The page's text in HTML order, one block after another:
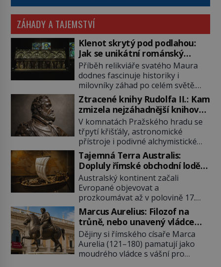
ZÁHADY A TAJEMSTVÍ
Klenot skrytý pod podlahou:
Jak se unikátní románský
poklad dostal do zapadlého
Bečova?
Příběh relikviáře svatého Maura
dodnes fascinuje historiky i
milovníky záhad po celém světě.
Tato románská zlatnická památka
ze 13. století je po českých
korunovačních klenotech druhým
nejcennějším movitým majetkem v
České republice. Přestože byl
klenot v roce 1985 po dramatickém
pátrání kriminalistů úspěšně
nalezen, jeho minulost stále
obestírá hustá mlha. Otázky, jak
přesně se tato […]
Ztracené knihy Rudolfa II.: Kam
zmizela nejzáhadnější knihovna
Evropy?
V komnatách Pražského hradu se
třpytí křišťály, astronomické
přístroje i podivné alchymistické
rukopisy. Císař Rudolf II.
shromažďuje vše, co souvisí s
tajemstvím přírody, hvězd i
lidského poznání. Jenže po jeho
smrti se jeho slavné sbírky začínají
rozpadat a část z nich mizí navždy.
Kdo odnesl nejvzácnější knihy? A
existují ještě někde zapomenuté
rukopisy, které nikdo […]
Tajemná Terra Australis:
Dopluly římské obchodní lodě
až do Austrálie?
Australský kontinent začali
Evropané objevovat a
prozkoumávat až v polovině 17.
století. Existuje však možnost, že
by se o tento vzdálený kontinent
mohly zajímat již evropské
starověké civilizace, a to o 15
století dříve? Již od starověku
kartografové zakreslovali do map
Marcus Aurelius: Filozof na
trůně, nebo unavený vládce
závislý na opiu?
Dějiny si římského císaře Marca
Aurelia (121–180) pamatují jako
moudrého vládce s vášní pro